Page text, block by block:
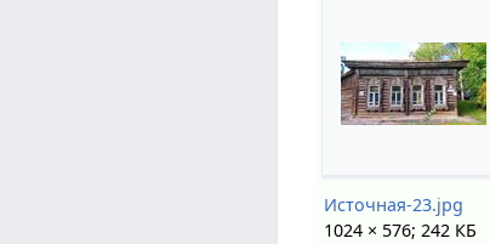
Источная-23.jpg
1024 × 576; 242 КБ